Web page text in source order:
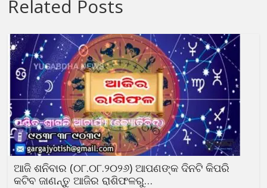
Related Posts
ଆଜି ଶନିବାର (୦୮.୦୮.୨୦୨୬) ଆପଣଙ୍କ ଦିନଟି କିପରି
କଟିବ ଜାଣନ୍ତୁ ଆଜିର ରାଶିଫଳରୁ…